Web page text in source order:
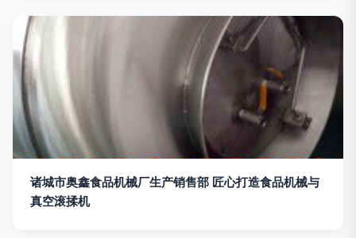
诸城市奥鑫食品机械厂生产销售部 匠心打造食品机械与
真空滚揉机